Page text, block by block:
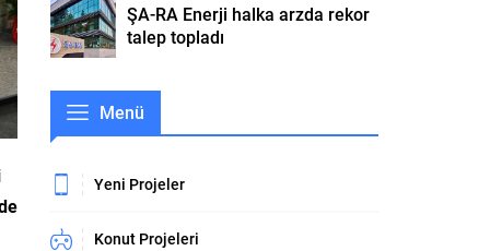
ŞA-RA Enerji halka arzda rekor
talep topladı
Menü
Yeni Projeler
Konut Projeleri